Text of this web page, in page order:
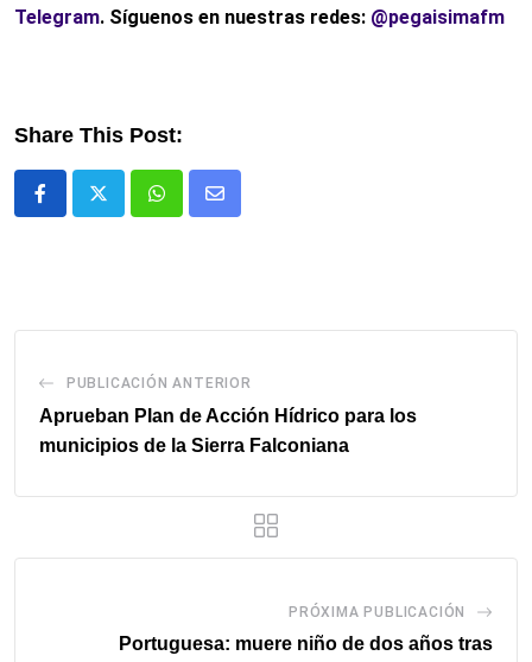
Telegram. Síguenos en nuestras redes: @pegaisimafm
Share This Post:
WhatsappComparte
PUBLICACIÓN ANTERIOR
Aprueban Plan de Acción Hídrico para los
municipios de la Sierra Falconiana
PRÓXIMA PUBLICACIÓN
Portuguesa: muere niño de dos años tras